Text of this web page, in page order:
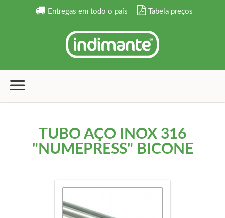
Entregas em todo o país Tabela preços
TUBO AÇO INOX 316
"NUMEPRESS" BICONE